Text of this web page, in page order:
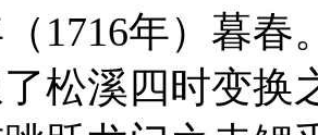
1716年）暮
松溪四时变换